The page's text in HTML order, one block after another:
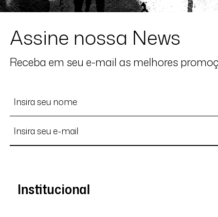
Assine nossa News
Receba em seu e-mail as melhores
Institucional